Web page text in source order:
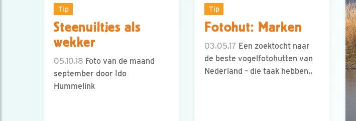
Tip
Steenuiltjes als
wekker
05.10.18 Foto van de maand
september door Ido
Hummelink
Tip
Fotohut: Marken
03.05.17 Een zoektocht naar
de beste vogelfotohutten van
Nederland – die taak hebben..